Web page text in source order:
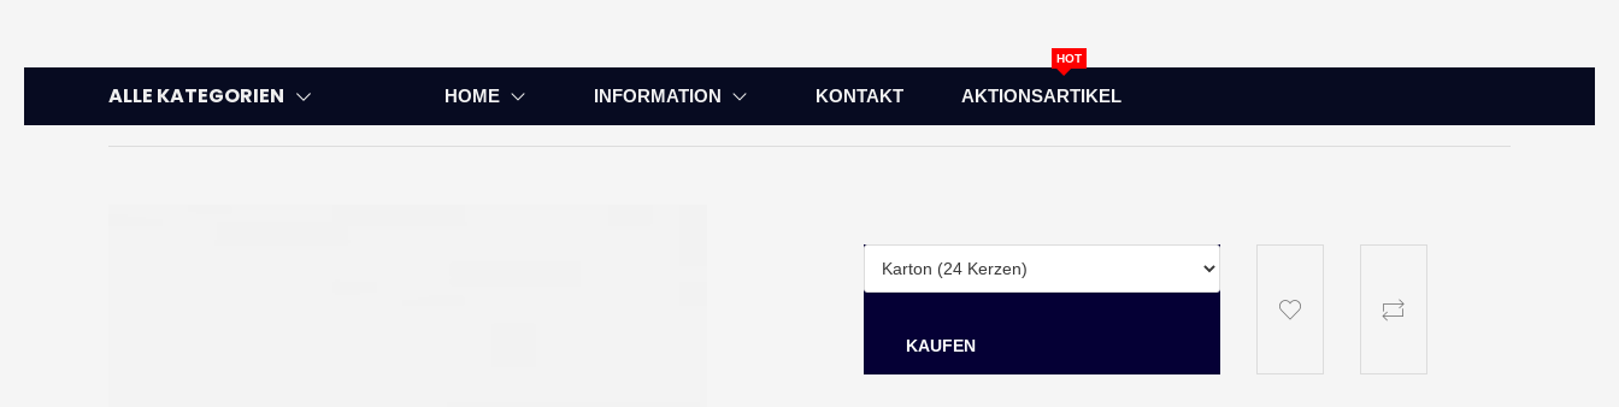
ALLE KATEGORIEN HOME INFORMATION KONTAKT AKTIONSARTIKEL
HOT